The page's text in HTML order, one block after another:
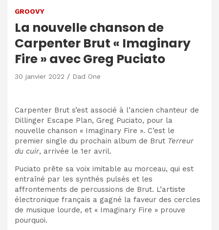
GROOVY
La nouvelle chanson de
Carpenter Brut « Imaginary
Fire » avec Greg Puciato
30 janvier 2022 Dad One
Carpenter Brut s’est associé à l’ancien chanteur de
Dillinger Escape Plan, Greg Puciato, pour la
nouvelle chanson « Imaginary Fire ». C’est le
premier single du prochain album de Brut Terreur
du cuir, arrivée le 1er avril.
Puciato prête sa voix imitable au morceau, qui est
entraîné par les synthés pulsés et les
affrontements de percussions de Brut. L’artiste
électronique français a gagné la faveur des cercles
de musique lourde, et « Imaginary Fire » prouve
pourquoi.